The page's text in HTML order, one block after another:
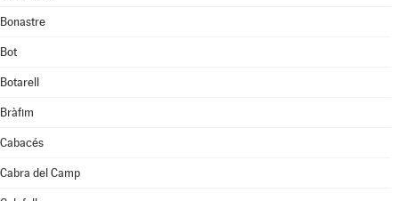
Bonastre
Bot
Botarell
Bràfim
Cabacés
Cabra del Camp